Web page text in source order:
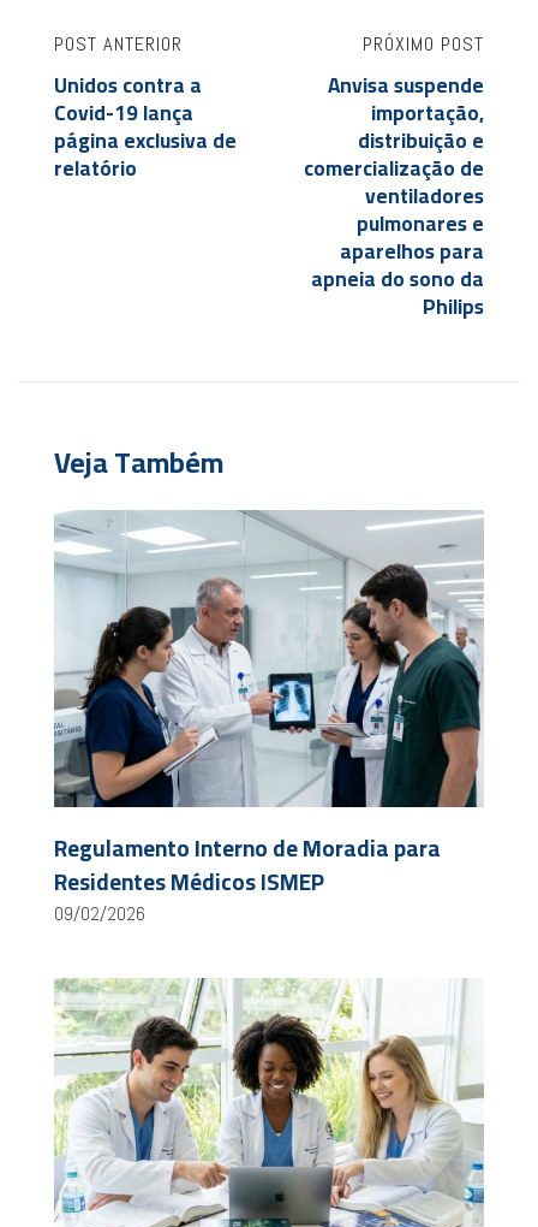
POST ANTERIOR
Unidos contra a
Covid-19 lança
página exclusiva de
relatório
PRÓXIMO POST
Anvisa suspende
importação,
distribuição e
comercialização de
ventiladores
pulmonares e
aparelhos para
apneia do sono da
Philips
Veja Também
Regulamento Interno de Moradia para
Residentes Médicos ISMEP
09/02/2026